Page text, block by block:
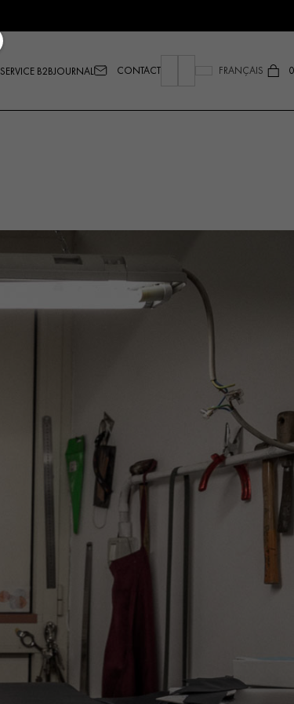
SERVICE B2BJOURNAL CONTACT FRANÇAIS 0